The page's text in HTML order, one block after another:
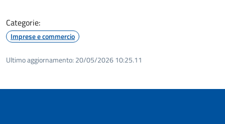
Categorie:
Imprese e commercio
Ultimo aggiornamento: 20/05/2026 10:25.11